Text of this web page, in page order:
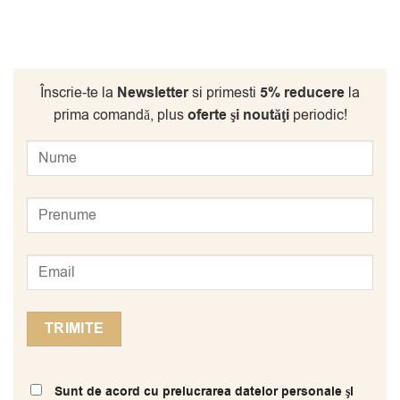
Înscrie-te la Newslettersi primesti 5% reducere la
prima comandă, plusoferte şi noutăţiperiodic!
Sunt de acord cu prelucrarea datelor personale şi